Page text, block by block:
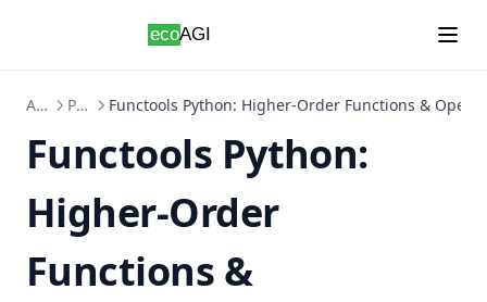
Anleitungen Python Functools Python: Higher-Order Functions &
Functools Python:
Higher-Order
Functions &